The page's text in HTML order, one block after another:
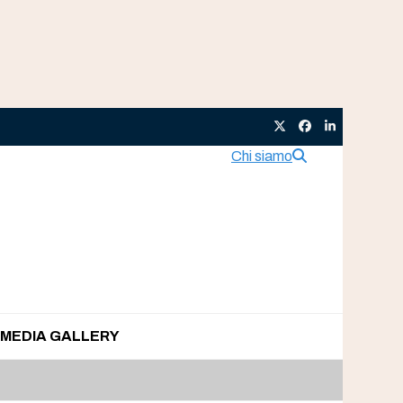
TwitterFacebook
LinkedIn
Chi siamo
MEDIA GALLERY